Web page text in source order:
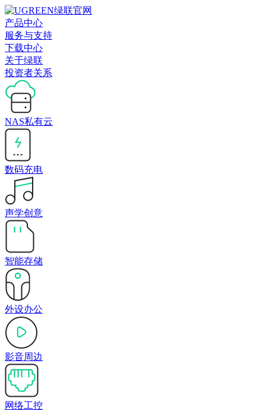
产品中心
服务与支持
下载中心
关于绿联
投资者关系
NAS私有云
数码充电
声学创意
智能存储
外设办公
影音周边
网络工控